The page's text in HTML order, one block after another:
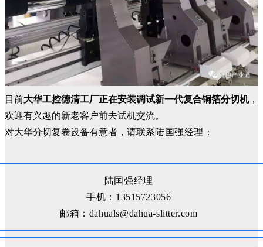
目前大华工控德清工厂正在安装调试新一代复合铜箔分切机，
欢迎有兴趣的新老客户前去试机交流。
对大华分切复卷设备有意者，请联系陆国强经理：
陆国强经理
手机：13515723056
邮箱：dahuals@dahua-slitter.com